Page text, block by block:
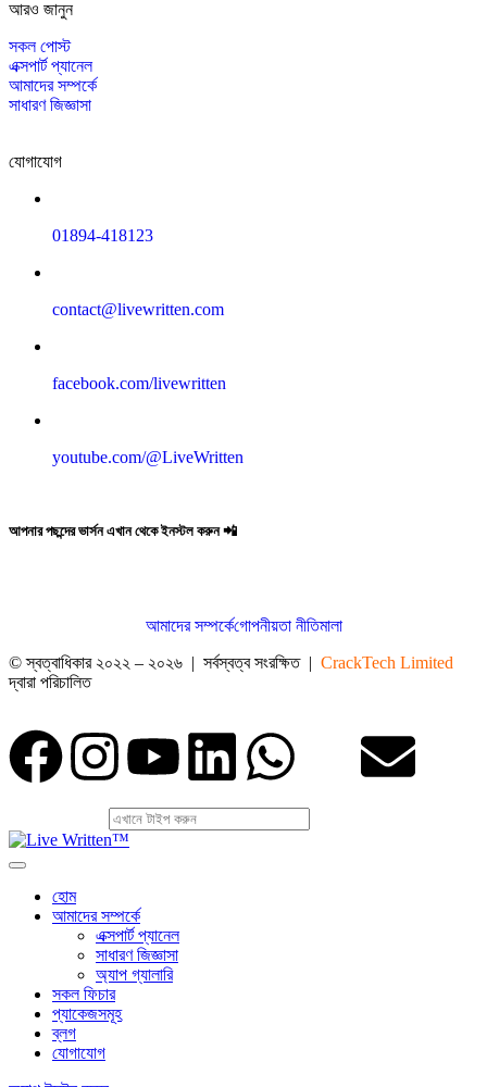
আরও জানুন
সকল পোস্ট
এক্সপার্ট প্যানেল
আমাদের সম্পর্কে
সাধারণ জিজ্ঞাসা
যোগাযোগ
01894-418123
contact@livewritten.com
facebook.com/livewritten
youtube.com/@LiveWritten
আপনার পছন্দের ভার্সন এখান থেকে ইনস্টল করুন 📲
আমাদের সম্পর্কেগোপনীয়তা নীতিমালা
© স্বত্বাধিকার ২০২২ – ২০২৬ | সর্বস্বত্ব সংরক্ষিত | CrackTech Limited
দ্বারা পরিচালিত
হোম
আমাদের সম্পর্কে
এক্সপার্ট প্যানেল
সাধারণ জিজ্ঞাসা
অ্যাপ গ্যালারি
সকল ফিচার
প্যাকেজসমূহ
ব্লগ
যোগাযোগ